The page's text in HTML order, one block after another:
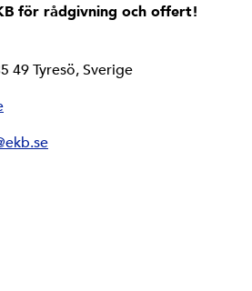
för rådgivning och offert!
49 Tyresö, Sverige